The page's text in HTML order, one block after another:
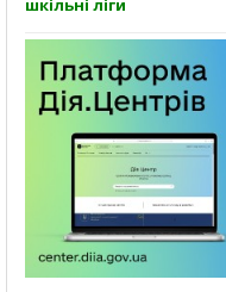
шкільні ліги